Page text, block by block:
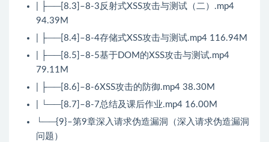
| ├──[8.3]–8-3反射式XSS攻击与测试（二）.mp4
94.39M
| ├──[8.4]–8-4存储式XSS攻击与测试.mp4 116.94M
| ├──[8.5]–8-5基于DOM的XSS攻击与测试.mp4
79.11M
| ├──[8.6]–8-6XSS攻击的防御.mp4 38.30M
| └──[8.7]–8-7总结及课后作业.mp4 16.00M
└──{9}–第9章深入请求伪造漏洞（深入请求伪造漏洞
问题）